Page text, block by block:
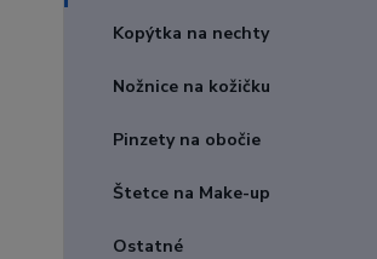
Kopýtka na nechty
Nožnice na kožičku
Pinzety na obočie
Štetce na Make-up
Ostatné